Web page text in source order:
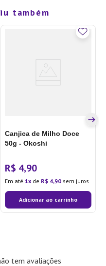
também
Canjica de Milho Doce
50g - Okoshi
R$ 4,90
Em até 1 de R$ 4,90 sem juros
Adicionar ao carrinho
tem avaliações